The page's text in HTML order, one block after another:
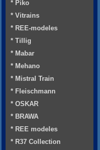
* Piko
* Vitrains
* REE-modeles
* Tillig
* Mabar
* Mehano
* Mistral Train
* Fleischmann
* OSKAR
* BRAWA
* REE modeles
* R37 Collection